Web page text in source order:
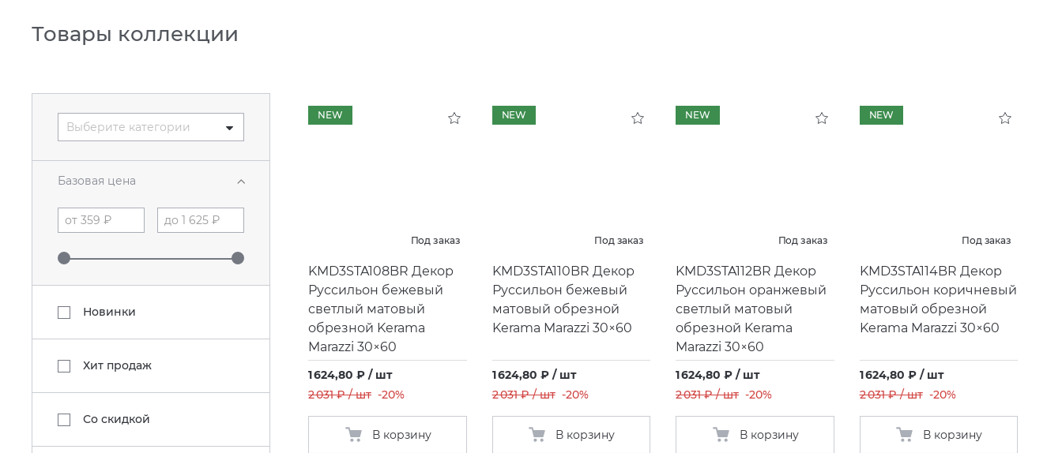
Товары коллекции
Выберите категории
Базовая цена
Новинки
Хит продаж
Со скидкой
NEW
Под заказ
KMD3STA108BR Декор
Руссильон бежевый
светлый матовый
обрезной Kerama
Marazzi 30×60
1 624,80 ₽ / шт
2 031 ₽ / шт -20%
В корзину
NEW
Под заказ
KMD3STA110BR Декор
Руссильон бежевый
матовый обрезной
Kerama Marazzi 30×60
1 624,80 ₽ / шт
2 031 ₽ / шт -20%
В корзину
NEW
Под заказ
KMD3STA112BR Декор
Руссильон оранжевый
светлый матовый
обрезной Kerama
Marazzi 30×60
1 624,80 ₽ / шт
2 031 ₽ / шт -20%
В корзину
NEW
Под заказ
KMD3STA114BR Декор
Руссильон коричневый
матовый обрезной
Kerama Marazzi 30×60
1 624,80 ₽ / шт
2 031 ₽ / шт -20%
В корзину